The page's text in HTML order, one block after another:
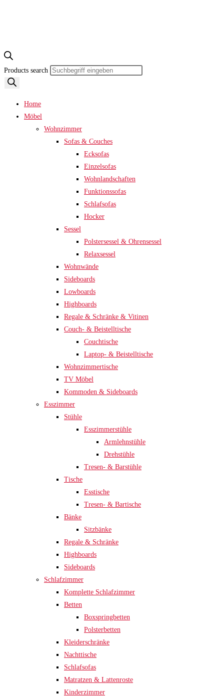
Products search
Home
Möbel
Wohnzimmer
Sofas & Couches
Ecksofas
Einzelsofas
Wohnlandschaften
Funktionssofas
Schlafsofas
Hocker
Sessel
Polstersessel & Ohrensessel
Relaxsessel
Wohnwände
Sideboards
Lowboards
Highboards
Regale & Schränke & Vitinen
Couch- & Beistelltische
Couchtische
Laptop- & Beistelltische
Wohnzimmertische
TV Möbel
Kommoden & Sideboards
Esszimmer
Stühle
Esszimmerstühle
Armlehnstühle
Drehstühle
Tresen- & Barstühle
Tische
Esstische
Tresen- & Bartische
Bänke
Sitzbänke
Regale & Schränke
Highboards
Sideboards
Schlafzimmer
Komplette Schlafzimmer
Betten
Boxspringbetten
Polsterbetten
Kleiderschränke
Nachttische
Schlafsofas
Matratzen & Lattenroste
Kinderzimmer